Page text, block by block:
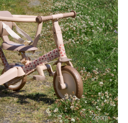
Zoom